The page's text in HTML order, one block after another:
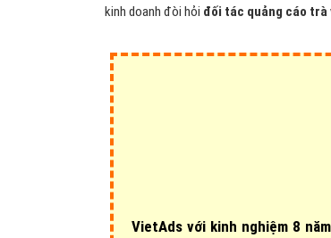
kinh doanh đòi hỏi đối tác quảng cáo trà
VietAds với kinh nghiệm 8 năm